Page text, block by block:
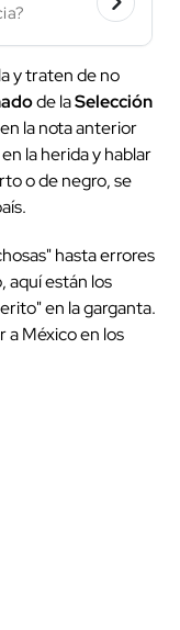
y traten de no
de laSelección
la nota anterior
la herida y hablar
o de negro, se
hasta errores
aquí están los
en la garganta.
a México en los